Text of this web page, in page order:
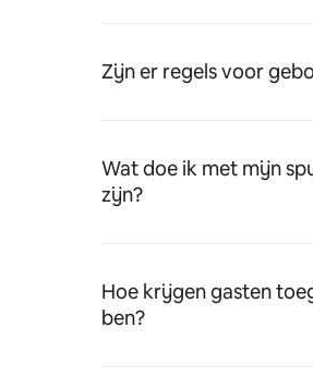
Zijn er regels voor
Wat doe ik met mijn
zijn?
Hoe krijgen gasten
ben?